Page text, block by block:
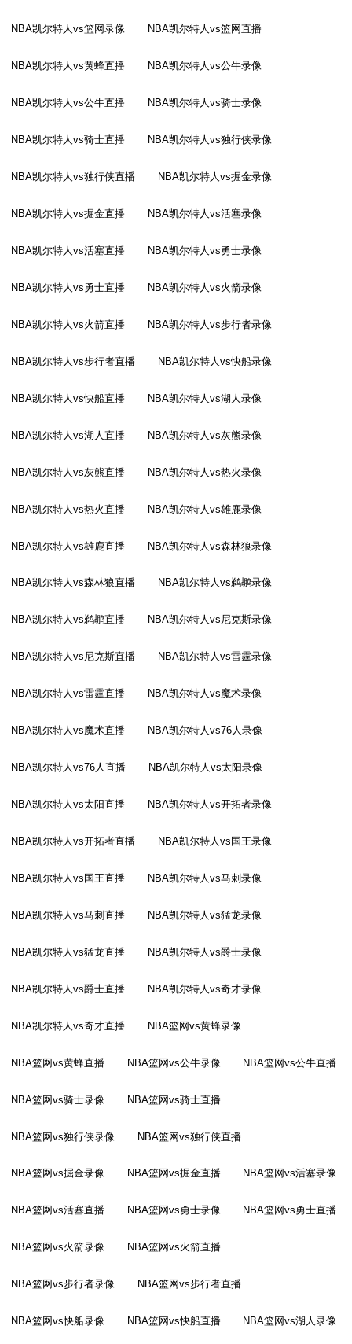
NBA凯尔特人vs篮网录像 NBA凯尔特人vs篮网直播
NBA凯尔特人vs黄蜂直播 NBA凯尔特人vs公牛录像
NBA凯尔特人vs公牛直播 NBA凯尔特人vs骑士录像
NBA凯尔特人vs骑士直播 NBA凯尔特人vs独行侠录像
NBA凯尔特人vs独行侠直播 NBA凯尔特人vs掘金录像
NBA凯尔特人vs掘金直播 NBA凯尔特人vs活塞录像
NBA凯尔特人vs活塞直播 NBA凯尔特人vs勇士录像
NBA凯尔特人vs勇士直播 NBA凯尔特人vs火箭录像
NBA凯尔特人vs火箭直播 NBA凯尔特人vs步行者录像
NBA凯尔特人vs步行者直播 NBA凯尔特人vs快船录像
NBA凯尔特人vs快船直播 NBA凯尔特人vs湖人录像
NBA凯尔特人vs湖人直播 NBA凯尔特人vs灰熊录像
NBA凯尔特人vs灰熊直播 NBA凯尔特人vs热火录像
NBA凯尔特人vs热火直播 NBA凯尔特人vs雄鹿录像
NBA凯尔特人vs雄鹿直播 NBA凯尔特人vs森林狼录像
NBA凯尔特人vs森林狼直播 NBA凯尔特人vs鹈鹕录像
NBA凯尔特人vs鹈鹕直播 NBA凯尔特人vs尼克斯录像
NBA凯尔特人vs尼克斯直播 NBA凯尔特人vs雷霆录像
NBA凯尔特人vs雷霆直播 NBA凯尔特人vs魔术录像
NBA凯尔特人vs魔术直播 NBA凯尔特人vs76人录像
NBA凯尔特人vs76人直播 NBA凯尔特人vs太阳录像
NBA凯尔特人vs太阳直播 NBA凯尔特人vs开拓者录像
NBA凯尔特人vs开拓者直播 NBA凯尔特人vs国王录像
NBA凯尔特人vs国王直播 NBA凯尔特人vs马刺录像
NBA凯尔特人vs马刺直播 NBA凯尔特人vs猛龙录像
NBA凯尔特人vs猛龙直播 NBA凯尔特人vs爵士录像
NBA凯尔特人vs爵士直播 NBA凯尔特人vs奇才录像
NBA凯尔特人vs奇才直播 NBA篮网vs黄蜂录像
NBA篮网vs黄蜂直播 NBA篮网vs公牛录像 NBA篮网vs公牛直播
NBA篮网vs骑士录像 NBA篮网vs骑士直播
NBA篮网vs独行侠录像 NBA篮网vs独行侠直播
NBA篮网vs掘金录像 NBA篮网vs掘金直播 NBA篮网vs活塞录像
NBA篮网vs活塞直播 NBA篮网vs勇士录像 NBA篮网vs勇士直播
NBA篮网vs火箭录像 NBA篮网vs火箭直播
NBA篮网vs步行者录像 NBA篮网vs步行者直播
NBA篮网vs快船录像 NBA篮网vs快船直播 NBA篮网vs湖人录像